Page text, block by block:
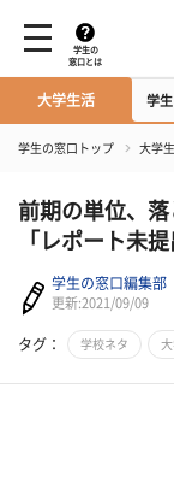
学生の
窓口とは
大学生活 学
学生の窓口トップ 大学
前期の単位、
「レポート未
学生の窓口編集部
更新:2021/09/09
タグ： 学校ネタ 大